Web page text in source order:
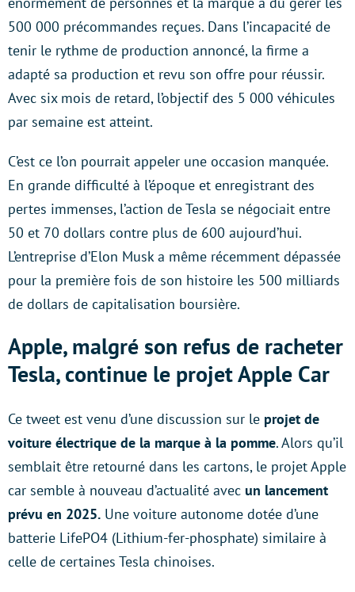
500 000 précommandes reçues. Dans l’incapacité de
tenir le rythme de production annoncé, la firme a
adapté sa production et revu son offre pour réussir.
Avec six mois de retard, l’objectif des 5 000 véhicules
par semaine est atteint.
C’est ce l’on pourrait appeler une occasion manquée.
En grande difficulté à l’époque et enregistrant des
pertes immenses, l’action de Tesla se négociait entre
50 et 70 dollars contre plus de 600 aujourd’hui.
L’entreprise d’Elon Musk a même récemment dépassée
pour la première fois de son histoire les 500 milliards
de dollars de capitalisation boursière.
Apple, malgré son refus de racheter
Tesla, continue le projet Apple Car
Ce tweet est venu d’une discussion sur le projet de
voiture électrique de la marque à la pomme. Alors qu’il
semblait être retourné dans les cartons, le projet Apple
car semble à nouveau d’actualité avec un lancement
prévu en 2025. Une voiture autonome dotée d’une
batterie LifePO4 (Lithium-fer-phosphate) similaire à
celle de certaines Tesla chinoises.